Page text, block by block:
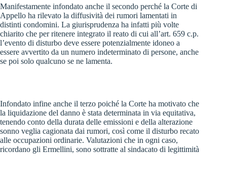
Manifestamente infondato anche il secondo perché la Corte di
Appello ha rilevato la diffusività dei rumori lamentati in
distinti condomini. La giurisprudenza ha infatti più volte
chiarito che per ritenere integrato il reato di cui all’art. 659 c.p.
l’evento di disturbo deve essere potenzialmente idoneo a
essere avvertito da un numero indeterminato di persone, anche
se poi solo qualcuno se ne lamenta.
Infondato infine anche il terzo poiché la Corte ha motivato che
la liquidazione del danno è stata determinata in via equitativa,
tenendo conto della durata delle emissioni e della alterazione
sonno veglia cagionata dai rumori, così come il disturbo recato
alle occupazioni ordinarie. Valutazioni che in ogni caso,
ricordano gli Ermellini, sono sottratte al sindacato di legittimità